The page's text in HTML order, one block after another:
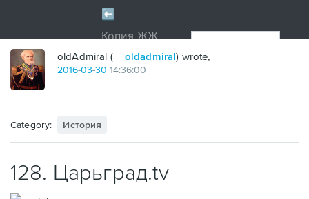
oldAdmiral ( oldadmiral) wrote,
2016-03-30 14:36:00
Category: История
128. Царьград.tv